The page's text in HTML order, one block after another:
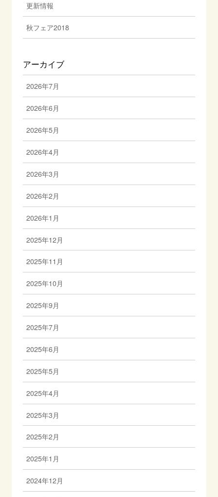
更新情報
秋フェア2018
アーカイブ
2026年7月
2026年6月
2026年5月
2026年4月
2026年3月
2026年2月
2026年1月
2025年12月
2025年11月
2025年10月
2025年9月
2025年7月
2025年6月
2025年5月
2025年4月
2025年3月
2025年2月
2025年1月
2024年12月